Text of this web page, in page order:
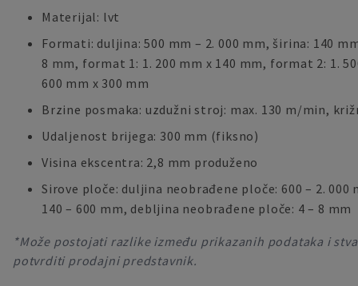
Materijal: lvt
Formati: duljina: 500 mm – 2. 000 mm, širina: 140
8 mm, format 1: 1. 200 mm x 140 mm, format 2: 1.
600 mm x 300 mm
Brzine posmaka: uzdužni stroj: max. 130 m/min,
Udaljenost brijega: 300 mm (fiksno)
Visina ekscentra: 2,8 mm produženo
Sirove ploče: duljina neobrađene ploče: 600 – 2.
140 – 600 mm, debljina neobrađene ploče: 4 – 8 mm
*Može postojati razlike između prikazanih podataka i
potvrditi prodajni predstavnik.